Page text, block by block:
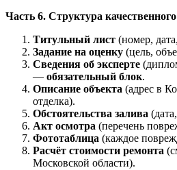
Часть 6. Структура
Титульный лист (номер,
Задание на оценку (цель,
Сведения об эксперте
— обязательный блок.
Описание объекта (адрес в
отделка).
Обстоятельства залива
Акт осмотра (перечень
Фототаблица (каждое
Расчёт стоимости ремонта
Московской области).